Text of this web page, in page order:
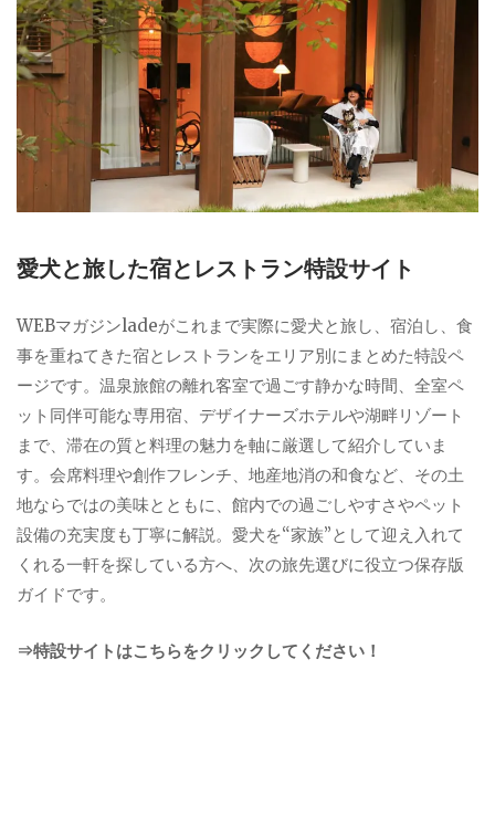
愛犬と旅した宿とレストラン特設サイト
WEBマガジンladeがこれまで実際に愛犬と旅し、宿泊し、食
事を重ねてきた宿とレストランをエリア別にまとめた特設ペ
ージです。温泉旅館の離れ客室で過ごす静かな時間、全室ペ
ット同伴可能な専用宿、デザイナーズホテルや湖畔リゾート
まで、滞在の質と料理の魅力を軸に厳選して紹介していま
す。会席料理や創作フレンチ、地産地消の和食など、その土
地ならではの美味とともに、館内での過ごしやすさやペット
設備の充実度も丁寧に解説。愛犬を“家族”として迎え入れて
くれる一軒を探している方へ、次の旅先選びに役立つ保存版
ガイドです。
⇒特設サイトはこちらをクリックしてください！